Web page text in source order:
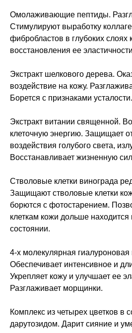
Омолаживающие пептиды.
Стимулируют выработку
фибробластов в глубоких слоях
восстановления ее
Экстракт шелкового дерева.
воздействие на кожу.
Борется с признаками усталости.
Экстракт витании священной.
клеточную энергию. Защищает
воздействия голубого света,
Восстанавливает жизненную
Стволовые клетки винограда
Защищают стволовые клетки
борются с фотостарением.
клеткам кожи дольше
состоянии.
4-х молекулярная гиалуроновая
Обеспечивает интенсивное и
Укрепляет кожу и улучшает ее
Разглаживает морщинки.
Комплекс из четырех цветков в
дарутозидом. Дарит сияние и